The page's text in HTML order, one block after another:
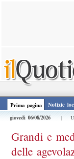
Prima pagina Notizie
giovedì 06/08/2026
|
Grandi e
delle